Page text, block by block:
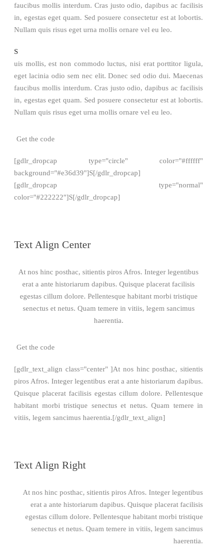
faucibus mollis interdum. Cras justo odio, dapibus ac facilisis
in, egestas eget quam. Sed posuere consectetur est at lobortis.
Nullam quis risus eget urna mollis ornare vel eu leo.
S
uis mollis, est non commodo luctus, nisi erat porttitor ligula,
eget lacinia odio sem nec elit. Donec sed odio dui. Maecenas
faucibus mollis interdum. Cras justo odio, dapibus ac facilisis
in, egestas eget quam. Sed posuere consectetur est at lobortis.
Nullam quis risus eget urna mollis ornare vel eu leo.
Get the code
[gdlr_dropcap type="circle" color="#ffffff"
background="#e36d39"]S[/gdlr_dropcap]
[gdlr_dropcap type="normal"
color="#222222"]S[/gdlr_dropcap]
Text Align Center
At nos hinc posthac, sitientis piros Afros. Integer legentibus
erat a ante historiarum dapibus. Quisque placerat facilisis
egestas cillum dolore. Pellentesque habitant morbi tristique
senectus et netus. Quam temere in vitiis, legem sancimus
haerentia.
Get the code
[gdlr_text_align class="center" ]At nos hinc posthac, sitientis
piros Afros. Integer legentibus erat a ante historiarum dapibus.
Quisque placerat facilisis egestas cillum dolore. Pellentesque
habitant morbi tristique senectus et netus. Quam temere in
vitiis, legem sancimus haerentia.[/gdlr_text_align]
Text Align Right
At nos hinc posthac, sitientis piros Afros. Integer legentibus
erat a ante historiarum dapibus. Quisque placerat facilisis
egestas cillum dolore. Pellentesque habitant morbi tristique
senectus et netus. Quam temere in vitiis, legem sancimus
haerentia.